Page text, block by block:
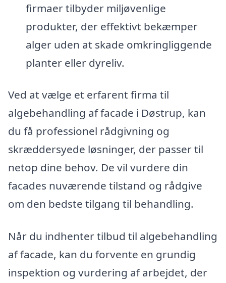
firmaer tilbyder miljøvenlige
produkter, der effektivt bekæmper
alger uden at skade omkringliggende
planter eller dyreliv.
Ved at vælge et erfarent firma til
algebehandling af facade i Døstrup, kan
du få professionel rådgivning og
skræddersyede løsninger, der passer til
netop dine behov. De vil vurdere din
facades nuværende tilstand og rådgive
om den bedste tilgang til behandling.
Når du indhenter tilbud til algebehandling
af facade, kan du forvente en grundig
inspektion og vurdering af arbejdet, der